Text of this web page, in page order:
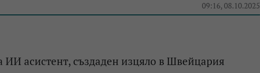
09:16, 08.10.2025
ИИ асистент, създаден изцяло в Швейцария